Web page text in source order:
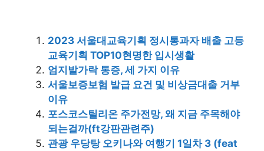
2023 서울대교육기획 정시통과자 배출 고등
교육기획 TOP10현명한 입시생활
엄지발가락 통증, 세 가지 이유
서울보증보험 발급 요건 및 비상금대출 거부
이유
포스코스틸리온 주가전망, 왜 지금 주목해야
되는걸까(ft강판관련주)
관광 우당탕 오키나와 여행기 1일차 3 (feat